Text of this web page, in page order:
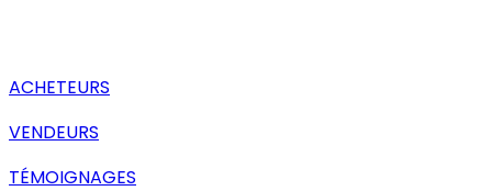
ACHETEURS
VENDEURS
TÉMOIGNAGES